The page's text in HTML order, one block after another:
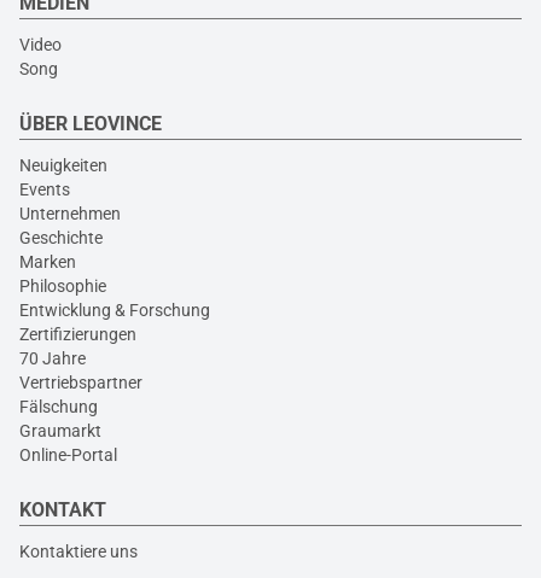
Video
Song
ÜBER LEOVINCE
Neuigkeiten
Events
Unternehmen
Geschichte
Marken
Philosophie
Entwicklung & Forschung
Zertifizierungen
70 Jahre
Vertriebspartner
Fälschung
Graumarkt
Online-Portal
KONTAKT
Kontaktiere uns